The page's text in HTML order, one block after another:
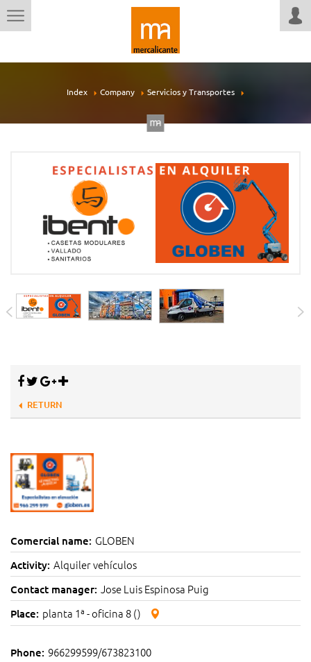
Index Company Servicios y Transportes
RETURN
Comercial name: GLOBEN
Activity: Alquiler vehículos
Contact manager: Jose Luis Espinosa Puig
Place: planta 1ª - oficina 8 ()
Phone: 966299599/673823100